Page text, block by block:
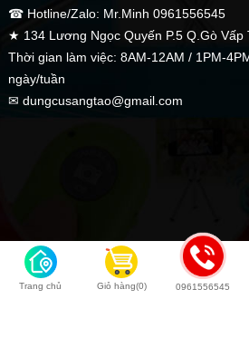
☎ Hotline/Zalo: Mr.Minh 0961556545
★ 134 Lương Ngọc Quyến P.5 Q.Gò Vấp
Thời gian làm việc: 8AM-12AM / 1PM-
ngày/tuần
✉ dungcusangtao@gmail.com
Trang chủ Giỏ hàng(0) 0961556545